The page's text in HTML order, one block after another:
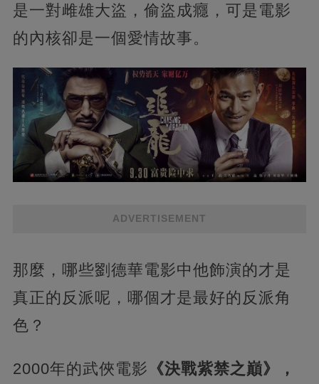
是一對雌雄大盜，偷盜成癮，可是電影
的內核卻是一個愛情故事。
ADVERTISEMENT
那麼，哪些劉德華電影中他飾演的才是
真正的反派呢，哪個才是最好的反派角
色？
2000年的武俠電影 《決戰紫禁之巔》，